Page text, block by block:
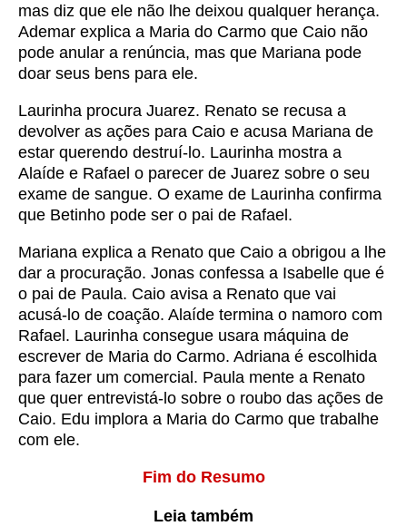
mas diz que ele não lhe deixou qualquer herança.
Ademar explica a Maria do Carmo que Caio não
pode anular a renúncia, mas que Mariana pode
doar seus bens para ele.
Laurinha procura Juarez. Renato se recusa a
devolver as ações para Caio e acusa Mariana de
estar querendo destruí-lo. Laurinha mostra a
Alaíde e Rafael o parecer de Juarez sobre o seu
exame de sangue. O exame de Laurinha confirma
que Betinho pode ser o pai de Rafael.
Mariana explica a Renato que Caio a obrigou a lhe
dar a procuração. Jonas confessa a Isabelle que é
o pai de Paula. Caio avisa a Renato que vai
acusá-lo de coação. Alaíde termina o namoro com
Rafael. Laurinha consegue usara máquina de
escrever de Maria do Carmo. Adriana é escolhida
para fazer um comercial. Paula mente a Renato
que quer entrevistá-lo sobre o roubo das ações de
Caio. Edu implora a Maria do Carmo que trabalhe
com ele.
Fim do Resumo
Leia também